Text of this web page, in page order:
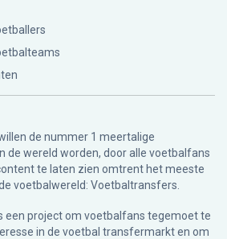
de nummer 1 meertalige
de wereld worden, door alle voetbalfans
te laten zien omtrent het meeste
voetbalwereld: Voetbaltransfers.
een project om voetbalfans tegemoet te
in de voetbal transfermarkt en om